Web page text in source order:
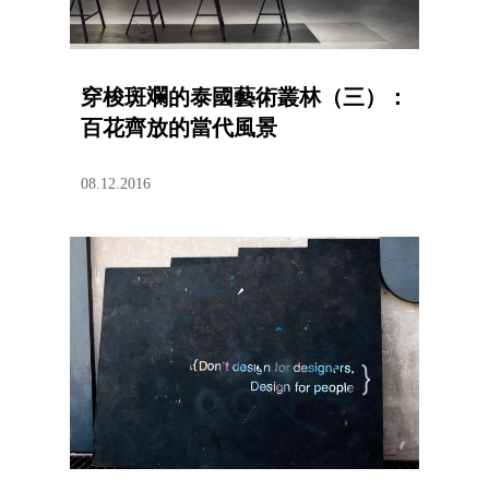
穿梭斑斕的泰國藝術叢林（三）：
百花齊放的當代風景
08.12.2016